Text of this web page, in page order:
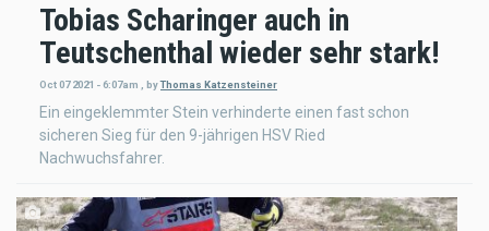
Tobias Scharinger auch in
Teutschenthal wieder sehr stark!
Oct 07 2021 - 6:07am byThomas Katzensteiner
Ein eingeklemmter Stein verhinderte einen fast schon
sicheren Sieg für den 9-jährigen HSV Ried
Nachwuchsfahrer.